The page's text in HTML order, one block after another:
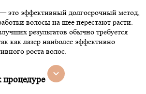
это эффективный долгосрочный метод,
волосы на шее перестают расти.
результатов обычно требуется
как лазер наиболее эффективно
роста волос.
процедуре